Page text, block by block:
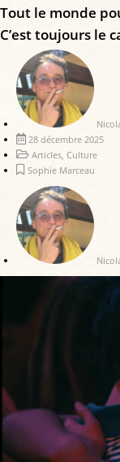
Tout le monde
C’est toujours le
28 décembre 2025
Articles, Culture
Sophie Marceau